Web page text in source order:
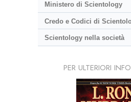
Ministero di Scientology
Credo e Codici di
Scientology nella società
PER ULTERIORI